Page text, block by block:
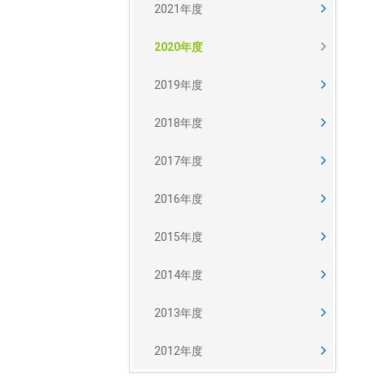
2021年度
2020年度
2019年度
2018年度
2017年度
2016年度
2015年度
2014年度
2013年度
2012年度